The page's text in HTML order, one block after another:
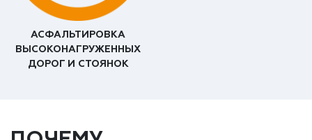
АСФАЛЬТИРОВКА
ВЫСОКОНАГРУЖЕННЫХ
ДОРОГ И СТОЯНОК